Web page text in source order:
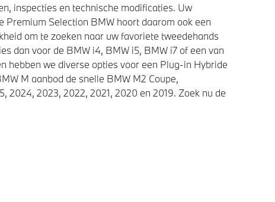
inspecties en technische modificaties. Uw
Selection BMW hoort daarom ook een
om te zoeken naar uw favoriete tweedehands
dan voor de BMW i4, BMW i5, BMW i7 of een van
hebben we diverse opties voor een Plug-in Hybride
M aanbod de snelle BMW M2 Coupe,
2024, 2023, 2022, 2021, 2020 en 2019. Zoek nu de